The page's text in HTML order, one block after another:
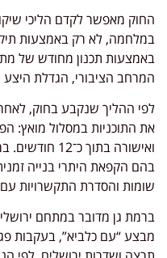
החוק מאפשר לקדם הליכי
במלחמה, לא רק באמצעות
באמצעות תכנון מחודש של
המרחב הציבורי, הגדלת היצע
לפי ההליך שנקבע בחוק,
ואישורה בתוך
בהם הקפאת היתרי בנייה
שומות והסדרת התקשרויות עם
מבצע “עם כלביא”, בעקבות